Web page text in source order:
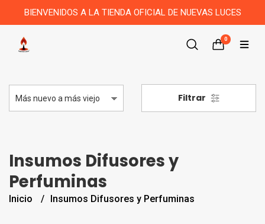
BIENVENIDOS A LA TIENDA OFICIAL DE NUEVAS LUCES
0
Filtrar
Insumos Difusores y
Perfuminas
Inicio Insumos Difusores y Perfuminas